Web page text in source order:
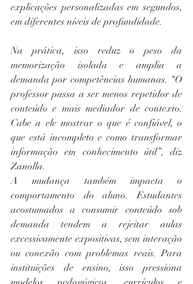
explicações personalizadas em segundos,
em diferentes níveis de profundidade.
Na prática, isso reduz o peso da
memorização isolada e amplia a
demanda por competências humanas. “O
professor passa a ser menos repetidor de
conteúdo e mais mediador de contexto.
Cabe a ele mostrar o que é confiável, o
que está incompleto e como transformar
informação em conhecimento útil”, diz
Zanolla.
A mudança também impacta o
comportamento do aluno. Estudantes
acostumados a consumir conteúdo sob
demanda tendem a rejeitar aulas
excessivamente expositivas, sem interação
ou conexão com problemas reais. Para
instituições de ensino, isso pressiona